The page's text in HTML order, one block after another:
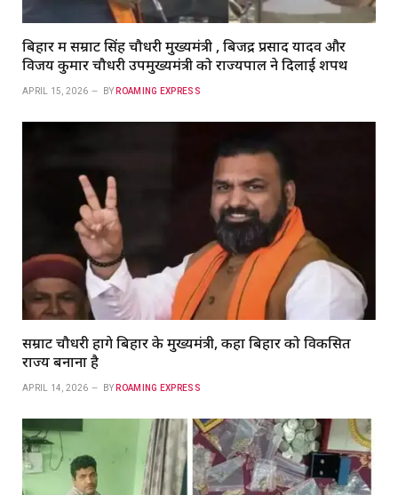
बिहार में सम्राट सिंह चौधरी मुख्यमंत्री , बिजेंद्र प्रसाद यादव और
विजय कुमार चौधरी उपमुख्यमंत्री को राज्यपाल ने दिलाई शपथ
APRIL 15, 2026 BY ROAMING EXPRESS
सम्राट चौधरी होंगे बिहार के मुख्यमंत्री, कहा बिहार को विकसित
राज्य बनाना है
APRIL 14, 2026 BY ROAMING EXPRESS